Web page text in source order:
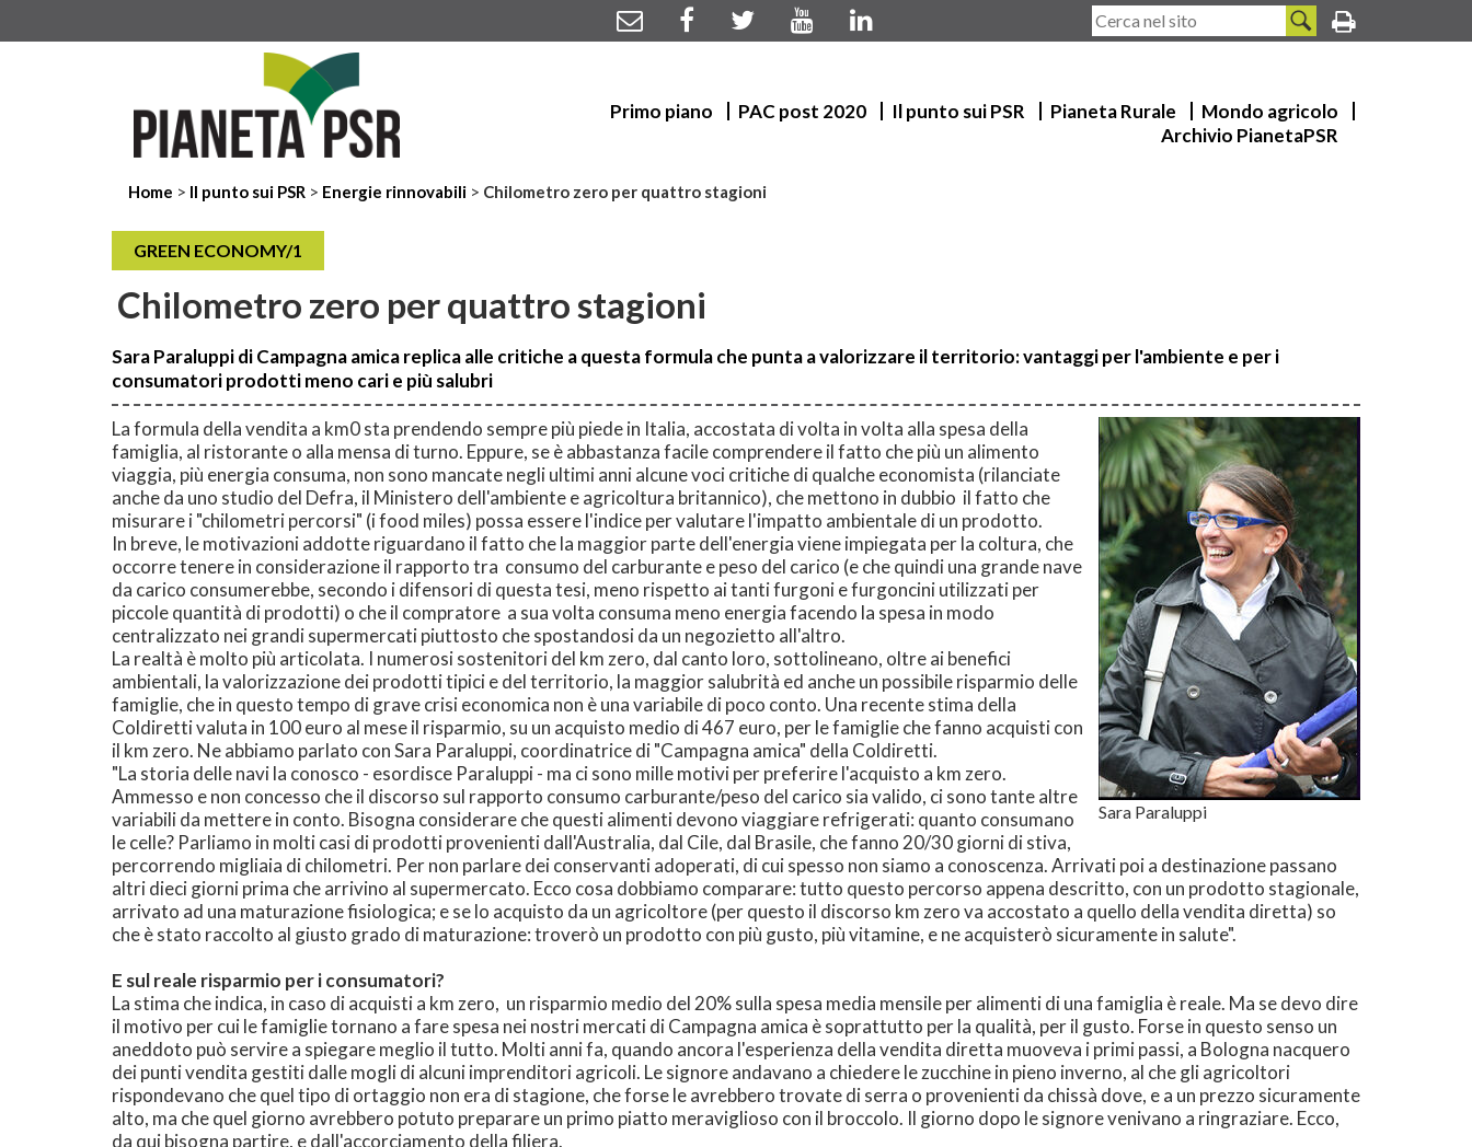
Primo piano PAC post 2020 Il punto sui PSR Pianeta Rurale
Mondo agricolo
Archivio PianetaPSR
Home > Il punto sui PSR > Energie rinnovabili > Chilometro zero per quattro stagioni
GREEN ECONOMY/1
Chilometro zero per quattro stagioni
Sara Paraluppi di Campagna amica replica alle critiche a questa formula che punta a valorizzare il territorio: vantaggi per l'ambiente e per i
consumatori prodotti meno cari e più salubri
Sara Paraluppi
La formula della vendita a km0 sta prendendo sempre più piede in Italia, accostata di volta in volta alla spesa della
famiglia, al ristorante o alla mensa di turno. Eppure, se è abbastanza facile comprendere il fatto che più un alimento
viaggia, più energia consuma, non sono mancate negli ultimi anni alcune voci critiche di qualche economista (rilanciate
anche da uno studio del Defra, il Ministero dell'ambiente e agricoltura britannico), che mettono in dubbio il fatto che
misurare i "chilometri percorsi" (i food miles) possa essere l'indice per valutare l'impatto ambientale di un prodotto.
In breve, le motivazioni addotte riguardano il fatto che la maggior parte dell'energia viene impiegata per la coltura, che
occorre tenere in considerazione il rapporto tra consumo del carburante e peso del carico (e che quindi una grande nave
da carico consumerebbe, secondo i difensori di questa tesi, meno rispetto ai tanti furgoni e furgoncini utilizzati per
piccole quantità di prodotti) o che il compratore a sua volta consuma meno energia facendo la spesa in modo
centralizzato nei grandi supermercati piuttosto che spostandosi da un negozietto all'altro.
La realtà è molto più articolata. I numerosi sostenitori del km zero, dal canto loro, sottolineano, oltre ai benefici
ambientali, la valorizzazione dei prodotti tipici e del territorio, la maggior salubrità ed anche un possibile risparmio delle
famiglie, che in questo tempo di grave crisi economica non è una variabile di poco conto. Una recente stima della
Coldiretti valuta in 100 euro al mese il risparmio, su un acquisto medio di 467 euro, per le famiglie che fanno acquisti con
il km zero. Ne abbiamo parlato con Sara Paraluppi, coordinatrice di "Campagna amica" della Coldiretti.
"La storia delle navi la conosco - esordisce Paraluppi - ma ci sono mille motivi per preferire l'acquisto a km zero.
Ammesso e non concesso che il discorso sul rapporto consumo carburante/peso del carico sia valido, ci sono tante altre
variabili da mettere in conto. Bisogna considerare che questi alimenti devono viaggiare refrigerati: quanto consumano
le celle? Parliamo in molti casi di prodotti provenienti dall'Australia, dal Cile, dal Brasile, che fanno 20/30 giorni di stiva,
percorrendo migliaia di chilometri. Per non parlare dei conservanti adoperati, di cui spesso non siamo a conoscenza. Arrivati poi a destinazione passano
altri dieci giorni prima che arrivino al supermercato. Ecco cosa dobbiamo comparare: tutto questo percorso appena descritto, con un prodotto stagionale,
arrivato ad una maturazione fisiologica; e se lo acquisto da un agricoltore (per questo il discorso km zero va accostato a quello della vendita diretta) so
che è stato raccolto al giusto grado di maturazione: troverò un prodotto con più gusto, più vitamine, e ne acquisterò sicuramente in salute".
E sul reale risparmio per i consumatori?
La stima che indica, in caso di acquisti a km zero, un risparmio medio del 20% sulla spesa media mensile per alimenti di una famiglia è reale. Ma se devo dire
il motivo per cui le famiglie tornano a fare spesa nei nostri mercati di Campagna amica è soprattutto per la qualità, per il gusto. Forse in questo senso un
aneddoto può servire a spiegare meglio il tutto. Molti anni fa, quando ancora l'esperienza della vendita diretta muoveva i primi passi, a Bologna nacquero
dei punti vendita gestiti dalle mogli di alcuni imprenditori agricoli. Le signore andavano a chiedere le zucchine in pieno inverno, al che gli agricoltori
rispondevano che quel tipo di ortaggio non era di stagione, che forse le avrebbero trovate di serra o provenienti da chissà dove, e a un prezzo sicuramente
alto, ma che quel giorno avrebbero potuto preparare un primo piatto meraviglioso con il broccolo. Il giorno dopo le signore venivano a ringraziare. Ecco,
da qui bisogna partire, e dall'accorciamento della filiera.